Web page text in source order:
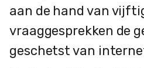
aan de hand van
vraaggesprekken de
geschetst van